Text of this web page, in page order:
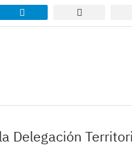
Delegación